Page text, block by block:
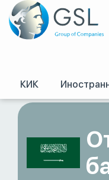
КИК
GSL/Оффшоры и